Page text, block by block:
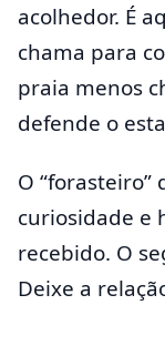
acolhedor. É
chama para
praia menos
defende o
O
curiosidade e
recebido. O
Deixe a